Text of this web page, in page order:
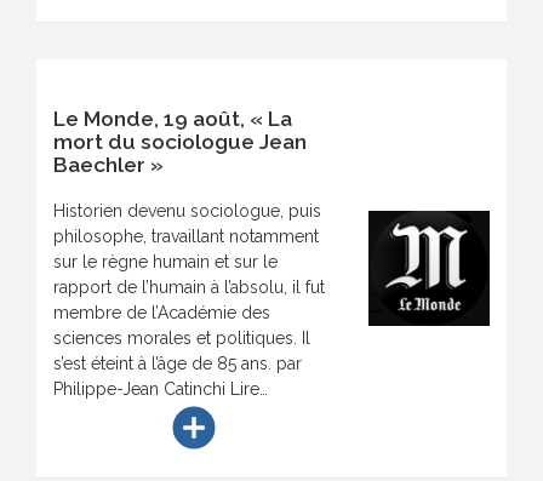
Le Monde, 19 août, « La
mort du sociologue Jean
Baechler »
Historien devenu sociologue, puis
philosophe, travaillant notamment
sur le règne humain et sur le
rapport de l’humain à l’absolu, il fut
membre de l’Académie des
sciences morales et politiques. Il
s’est éteint à l’âge de 85 ans. par
Philippe-Jean Catinchi Lire…
add_circle